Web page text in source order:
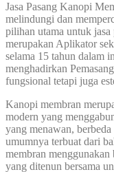
Jasa Pasang Kanopi
melindungi dan
pilihan utama untuk
merupakan Aplikator
selama 15 tahun dalam
menghadirkan
fungsional tetapi juga
Kanopi membran
modern yang
yang menawan,
umumnya terbuat dari
membran
yang ditenun bersama